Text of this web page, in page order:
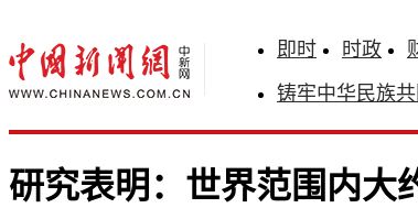
即时 时政
铸牢中华民族
研究表明：世界范围内大